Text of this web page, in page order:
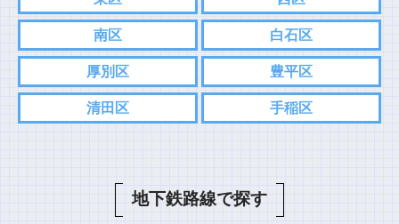
南区 白石区
厚別区 豊平区
清田区 手稲区
地下鉄路線で探す